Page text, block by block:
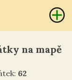
na mapě
62